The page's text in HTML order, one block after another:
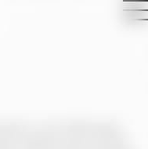
v roce